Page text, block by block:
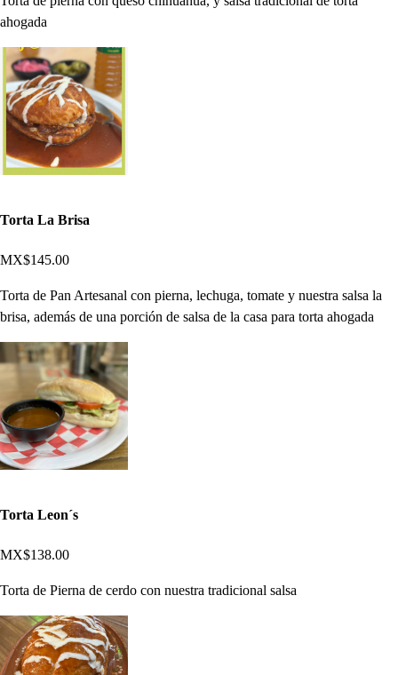
ahogada
Torta La Brisa
MX$145.00
Torta de Pan Artesanal con pierna, lechuga, tomate y nuestra salsa la
brisa, además de una porción de salsa de la casa para torta ahogada
Torta Leon´s
MX$138.00
Torta de Pierna de cerdo con nuestra tradicional salsa